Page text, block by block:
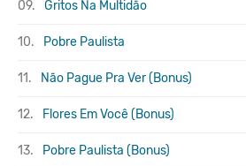
09. Gritos Na Multidão
10. Pobre Paulista
11. Não Pague Pra Ver (Bonus)
12. Flores Em Você (Bonus)
13. Pobre Paulista (Bonus)